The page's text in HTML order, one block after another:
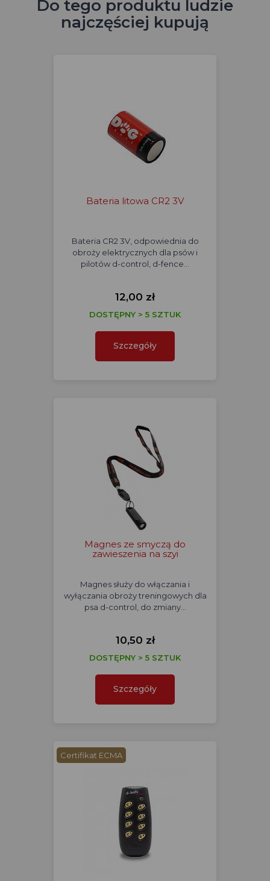
Do tego produktu ludzie
najczęściej kupują
Bateria litowa CR2 3V
Bateria CR2 3V, odpowiednia do
obroży elektrycznych dla psów i
pilotów d-control, d-fence…
12,00 zł
DOSTĘPNY > 5 SZTUK
Szczegóły
Magnes ze smyczą do
zawieszenia na szyi
Magnes służy do włączania i
wyłączania obroży treningowych dla
psa d-control, do zmiany…
10,50 zł
DOSTĘPNY > 5 SZTUK
Szczegóły
Certifikat ECMA